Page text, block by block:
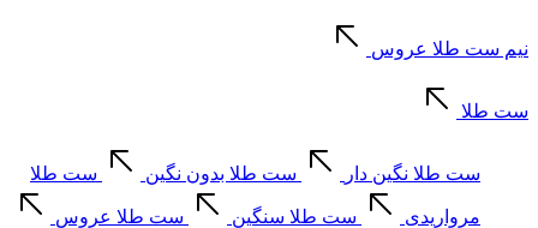
نیم ست طلا عروس
ست طلا
ست طلا نگین دار ست طلا بدون نگین ست طلا
مرواریدی ست طلا سنگین ست طلا عروس